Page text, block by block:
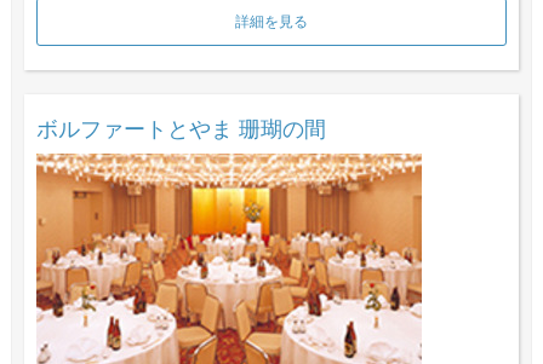
詳細を見る
ボルファートとやま 珊瑚の間